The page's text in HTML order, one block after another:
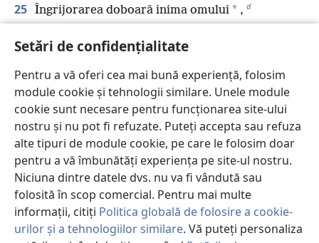
Setări de confidențialitate
Pentru a vă oferi cea mai bună experiență, folosim
module cookie și tehnologii similare. Unele module
cookie sunt necesare pentru funcționarea site-ului
nostru și nu pot fi refuzate. Puteți accepta sau refuza
alte tipuri de module cookie, pe care le folosim doar
pentru a vă îmbunătăți experiența pe site-ul nostru.
Niciuna dintre datele dvs. nu va fi vândută sau
folosită în scop comercial. Pentru mai multe
informații, citiți Politica globală de folosire a cookie-
urilor și a tehnologiilor similare. Vă puteți personaliza
25 Îngrijorarea doboară inima omului * , d
e
26 Cel drept își cercetează pășunile,
dar calea celor răi îi duce în rătăcire.
27 Leneșul nu urmărește vânatul,
dar bunul de preț al omului este hărnicia.
28 Cărarea dreptății duce la viață; g
de-a lungul ei nu este moarte.
Anterior Următorul